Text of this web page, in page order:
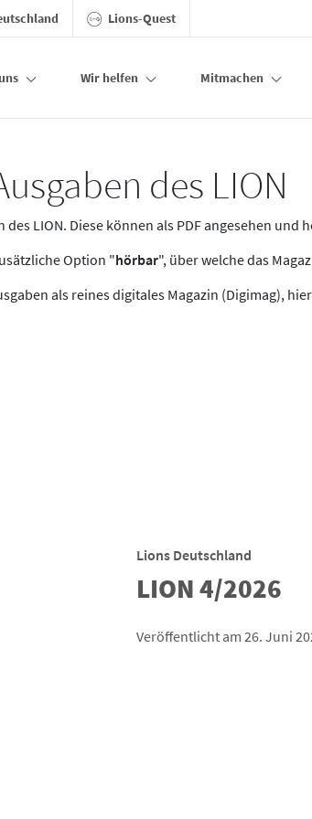
Lions-Quest
Wir helfen Mitmachen
des LION
LION. Diese können als PDF angesehen und
Option "hörbar", über welche das
als reines digitales Magazin (Digimag),
Lions Deutschland
LION 4/2026
Veröffentlicht am 26. Juni